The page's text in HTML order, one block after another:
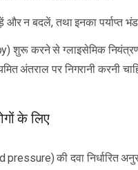
न बदलें, तथा इनका पर्याप्त
शुरू करने से ग्लाइसेमिक नियंत्रण
अंतराल पर निगरानी करनी
के लिए
की दवा निर्धारित